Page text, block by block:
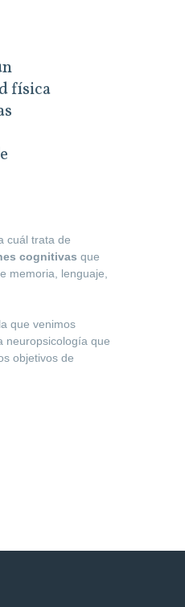
física
cuál trata de
cognitivas que
memoria, lenguaje,
que venimos
neuropsicología que
objetivos de